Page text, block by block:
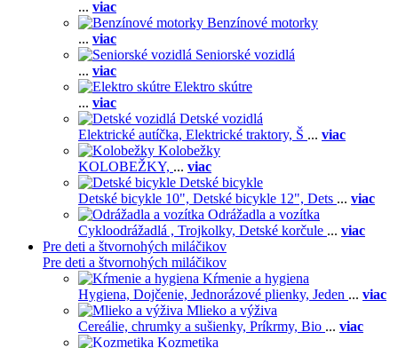
... viac
Benzínové motorky
... viac
Seniorské vozidlá
... viac
Elektro skútre
... viac
Detské vozidlá
Elektrické autíčka, Elektrické traktory, Š ... viac
Kolobežky
KOLOBEŽKY, ... viac
Detské bicykle
Detské bicykle 10", Detské bicykle 12", Dets ... viac
Odrážadla a vozítka
Cykloodrážadlá , Trojkolky, Detské korčule ... viac
Pre deti a štvornohých miláčikov
Pre deti a štvornohých miláčikov
Kŕmenie a hygiena
Hygiena, Dojčenie, Jednorázové plienky, Jeden ... viac
Mlieko a výživa
Cereálie, chrumky a sušienky, Príkrmy, Bio ... viac
Kozmetika